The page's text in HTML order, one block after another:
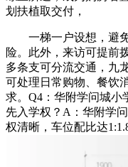
划扶植取交付，
一梯一户设想，避免
险。此外，来访可提前
多条支可分流交通，九
可处理日常购物、餐饮
求。Q4：华附学问城小
先入学权？A：华附学
权清晰，车位配比达